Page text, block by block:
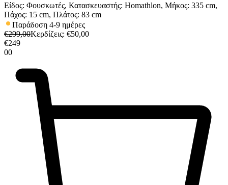
Είδος: Φουσκωτές, Κατασκευαστής: Homathlon, Μήκος: 335 cm,
Πάχος: 15 cm, Πλάτος: 83 cm
Παράδοση 4-9 ημέρες
€299,00Κερδίζεις: €50,00
€249
00